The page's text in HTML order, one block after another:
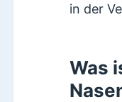
in der
Was